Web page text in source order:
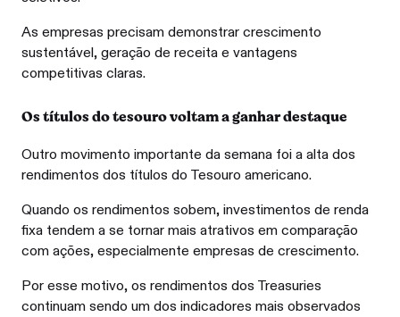
As empresas precisam demonstrar crescimento
sustentável, geração de receita e vantagens
competitivas claras.
Os títulos do tesouro voltam a ganhar destaque
Outro movimento importante da semana foi a alta dos
rendimentos dos títulos do Tesouro americano.
Quando os rendimentos sobem, investimentos de renda
fixa tendem a se tornar mais atrativos em comparação
com ações, especialmente empresas de crescimento.
Por esse motivo, os rendimentos dos Treasuries
continuam sendo um dos indicadores mais observados